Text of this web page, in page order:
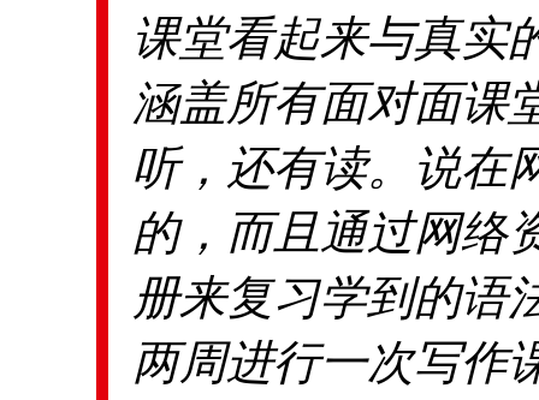
课堂看起来与真实
涵盖所有面对面课
听，还有读。说在
的，而且通过网络
册来复习学到的语
两周进行一次写作